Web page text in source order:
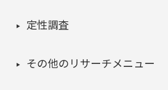
定性調査
その他のリサーチメニュー